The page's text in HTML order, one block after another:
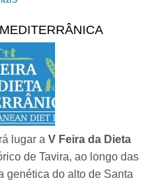
Europeias do Património)
lugar a V Feira da Dieta
de Tavira, ao longo das
genética do alto de Santa